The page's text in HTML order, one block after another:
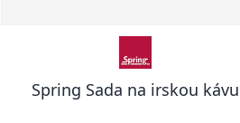
Spring Sada na irskou kávu